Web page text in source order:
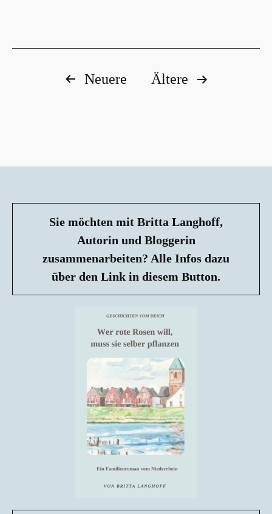
Seitennummerierung
Neuere Ältere
Sie möchten mit Britta Langhoff,
Autorin und Bloggerin
zusammenarbeiten? Alle Infos dazu
über den Link in diesem Button.